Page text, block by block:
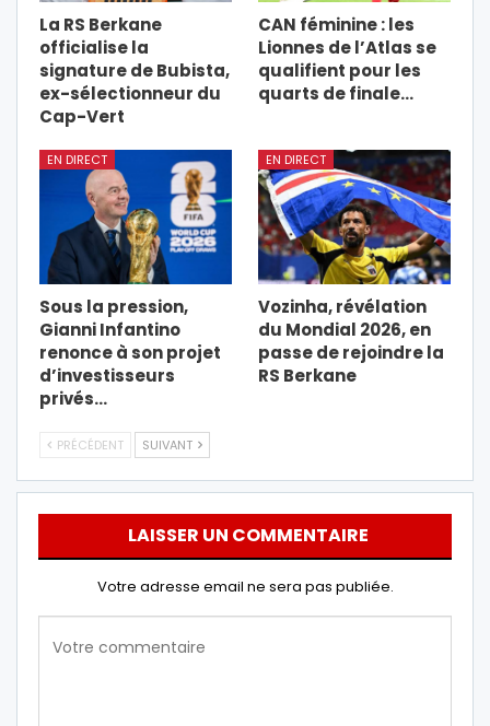
La RS Berkane
officialise la
signature de Bubista,
ex-sélectionneur du
Cap-Vert
CAN féminine : les
Lionnes de l’Atlas se
qualifient pour les
quarts de finale…
EN DIRECT
Sous la pression,
Gianni Infantino
renonce à son projet
d’investisseurs
privés…
EN DIRECT
Vozinha, révélation
du Mondial 2026, en
passe de rejoindre la
RS Berkane
PRÉCÉDENT SUIVANT
LAISSER UN COMMENTAIRE
Votre adresse email ne sera pas publiée.